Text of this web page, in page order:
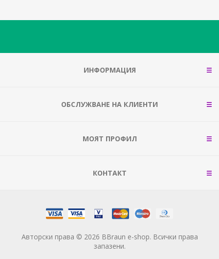
ИНФОРМАЦИЯ
ОБСЛУЖВАНЕ НА КЛИЕНТИ
МОЯТ ПРОФИЛ
КОНТАКТ
Авторски права © 2026 BBraun e-shop. Всички права
запазени.